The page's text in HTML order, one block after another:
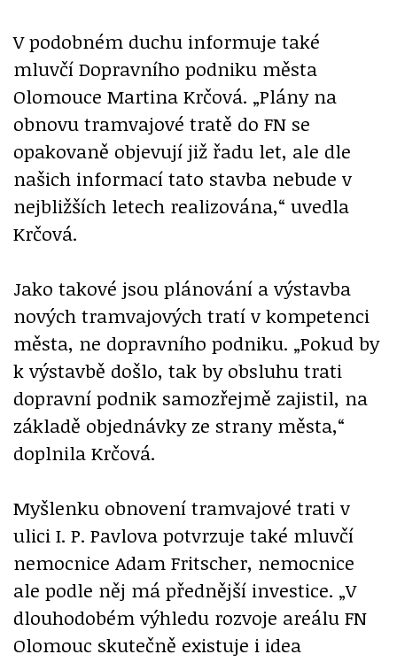
V podobném duchu informuje také
mluvčí Dopravního podniku města
Olomouce Martina Krčová. „Plány na
obnovu tramvajové tratě do FN se
opakovaně objevují již řadu let, ale dle
našich informací tato stavba nebude v
nejbližších letech realizována,“ uvedla
Krčová.
Jako takové jsou plánování a výstavba
nových tramvajových tratí v kompetenci
města, ne dopravního podniku. „Pokud by
k výstavbě došlo, tak by obsluhu trati
dopravní podnik samozřejmě zajistil, na
základě objednávky ze strany města,“
doplnila Krčová.
Myšlenku obnovení tramvajové trati v
ulici I. P. Pavlova potvrzuje také mluvčí
nemocnice Adam Fritscher, nemocnice
ale podle něj má přednější investice. „V
dlouhodobém výhledu rozvoje areálu FN
Olomouc skutečně existuje i idea